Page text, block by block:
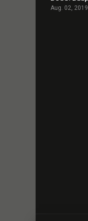
Aug. 02, 2019